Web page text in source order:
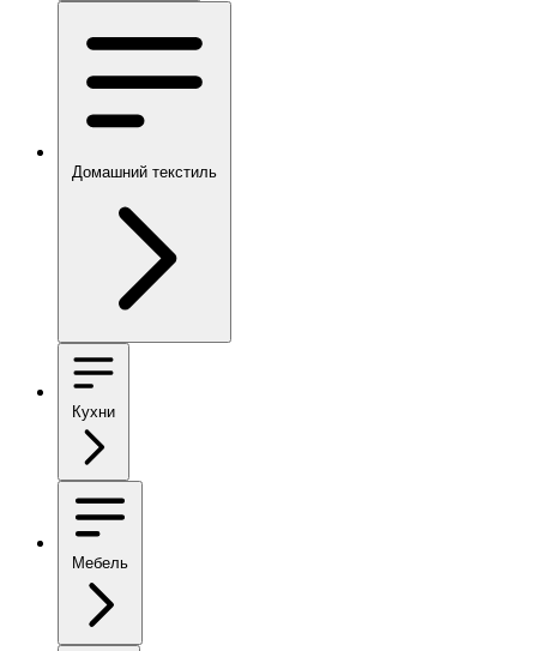
Домашний текстиль
Кухни
Мебель